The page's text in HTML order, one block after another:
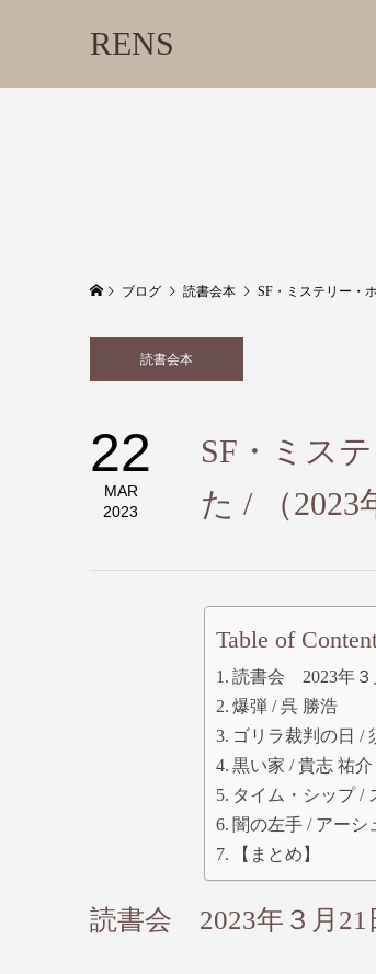
RENS
ブログ 読書会本 SF・ミステリー・
読書会本
22
MAR
2023
SF・ミス
た / （2023
Table of
読書会 2023年３
爆弾 / 呉 勝浩
ゴリラ裁判の日 /
黒い家 / 貴志 祐介
タイム・シップ /
闇の左手 / アーシ
【まとめ】
読書会 2023年３月21